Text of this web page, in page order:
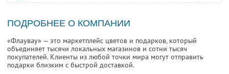
ПОДРОБНЕЕ О КОМПАНИИ
«Флаувау» — это маркетплейс цветов и подарков, который
объединяет тысячи локальных магазинов и сотни тысяч
покупателей. Клиенты из любой точки мира могут отправить
подарки близким с быстрой доставкой.